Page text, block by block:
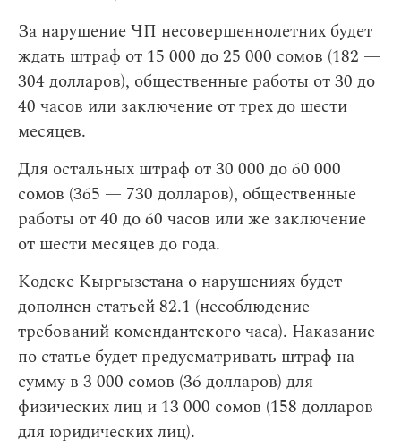
За нарушение ЧП несовершеннолетних будет
ждать штраф от 15 000 до 25 000 сомов (182 —
304 долларов), общественные работы от 30 до
40 часов или заключение от трех до шести
месяцев.
Для остальных штраф от 30 000 до 60 000
сомов (365 — 730 долларов), общественные
работы от 40 до 60 часов или же заключение
от шести месяцев до года.
Кодекс Кыргызстана о нарушениях будет
дополнен статьей 82.1 (несоблюдение
требований комендантского часа). Наказание
по статье будет предусматривать штраф на
сумму в 3 000 сомов (36 долларов) для
физических лиц и 13 000 сомов (158 долларов
для юридических лиц).